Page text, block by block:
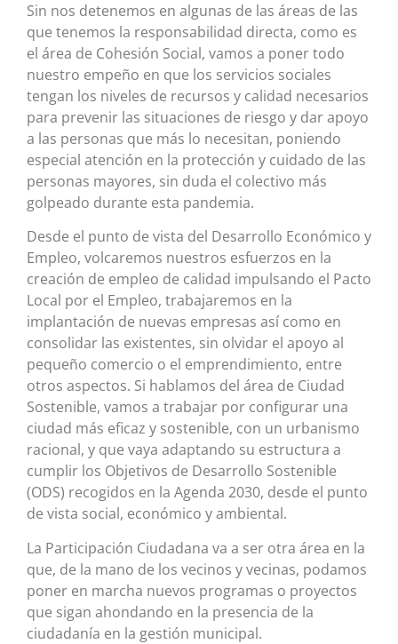
Sin nos detenemos en algunas de las áreas de las
que tenemos la responsabilidad directa, como es
el área de Cohesión Social, vamos a poner todo
nuestro empeño en que los servicios sociales
tengan los niveles de recursos y calidad necesarios
para prevenir las situaciones de riesgo y dar apoyo
a las personas que más lo necesitan, poniendo
especial atención en la protección y cuidado de las
personas mayores, sin duda el colectivo más
golpeado durante esta pandemia.
Desde el punto de vista del Desarrollo Económico y
Empleo, volcaremos nuestros esfuerzos en la
creación de empleo de calidad impulsando el Pacto
Local por el Empleo, trabajaremos en la
implantación de nuevas empresas así como en
consolidar las existentes, sin olvidar el apoyo al
pequeño comercio o el emprendimiento, entre
otros aspectos. Si hablamos del área de Ciudad
Sostenible, vamos a trabajar por configurar una
ciudad más eficaz y sostenible, con un urbanismo
racional, y que vaya adaptando su estructura a
cumplir los Objetivos de Desarrollo Sostenible
(ODS) recogidos en la Agenda 2030, desde el punto
de vista social, económico y ambiental.
La Participación Ciudadana va a ser otra área en la
que, de la mano de los vecinos y vecinas, podamos
poner en marcha nuevos programas o proyectos
que sigan ahondando en la presencia de la
ciudadanía en la gestión municipal.